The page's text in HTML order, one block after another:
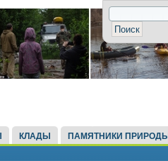
КЛАДЫ ПАМЯТНИКИ ПРИРОДЫ